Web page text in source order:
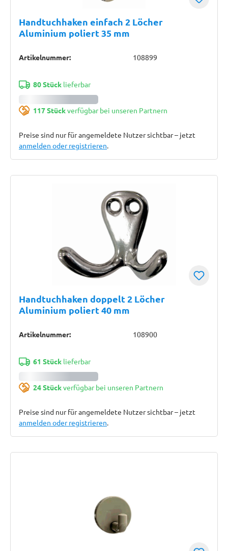
Handtuchhaken einfach 2 Löcher
Aluminium poliert 35 mm
Artikelnummer: 108899
80 Stücklieferbar
117 Stückverfügbar bei unseren Partnern
Preise sind nur für angemeldete Nutzer sichtbar – jetzt
anmelden oder registrieren.
Handtuchhaken doppelt 2 Löcher
Aluminium poliert 40 mm
Artikelnummer: 108900
61 Stücklieferbar
24 Stückverfügbar bei unseren Partnern
Preise sind nur für angemeldete Nutzer sichtbar – jetzt
anmelden oder registrieren.